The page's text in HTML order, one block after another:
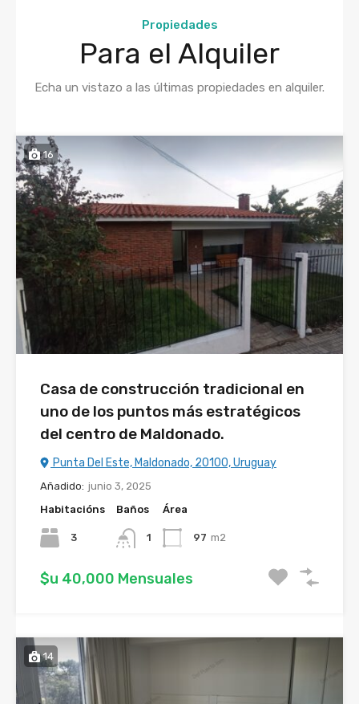
Propiedades
Para el Alquiler
Echa un vistazo a las últimas propiedades en alquiler.
16
Casa de construcción tradicional en
uno de los puntos más estratégicos
del centro de Maldonado.
Punta Del Este, Maldonado, 20100, Uruguay
Añadido: junio 3, 2025
Habitacións
3
Baños
1
Área
97 m2
$u 40,000 Mensuales
14